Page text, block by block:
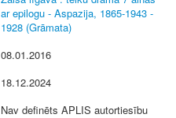
ar epilogu - Aspazija, 1865-1943 -
1928 (Grāmata)
08.01.2016
18.12.2024
Nav definēts APLIS autortiesību